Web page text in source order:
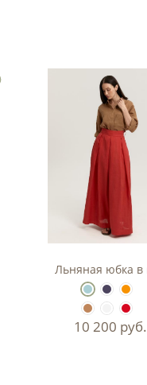
Льняная юбка в
10 200 руб.